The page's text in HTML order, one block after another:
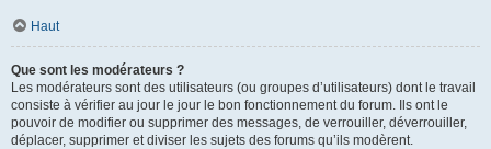
Haut
Que sont les modérateurs ?
Les modérateurs sont des utilisateurs (ou groupes d’utilisateurs) dont le travail
consiste à vérifier au jour le jour le bon fonctionnement du forum. Ils ont le
pouvoir de modifier ou supprimer des messages, de verrouiller, déverrouiller,
déplacer, supprimer et diviser les sujets des forums qu’ils modèrent.